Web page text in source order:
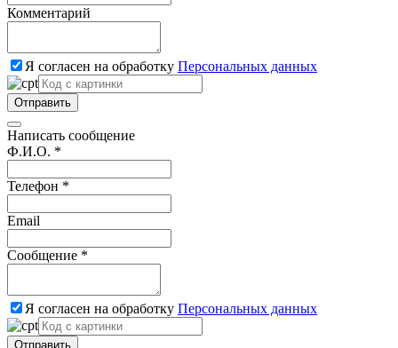
Комментарий
Я согласен на обработку Персональных данных
Отправить
Написать сообщение
Ф.И.О. *
Телефон *
Email
Сообщение *
Я согласен на обработку Персональных данных
Отправить